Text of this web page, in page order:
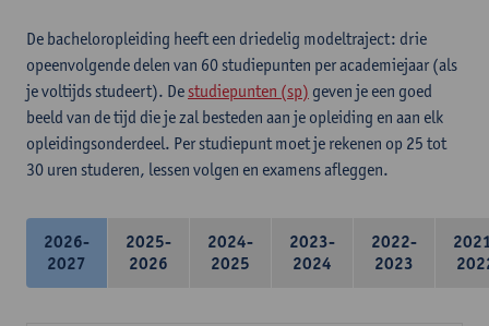
De bacheloropleiding heeft een driedelig modeltraject: drie
opeenvolgende delen van 60 studiepunten per academiejaar (als
je voltijds studeert). De studiepunten (sp) geven je een goed
beeld van de tijd die je zal besteden aan je opleiding en aan elk
opleidingsonderdeel. Per studiepunt moet je rekenen op 25 tot
30 uren studeren, lessen volgen en examens afleggen.
2026-
2027
2025-
2026
2024-
2025
2023-
2024
2022-
2023